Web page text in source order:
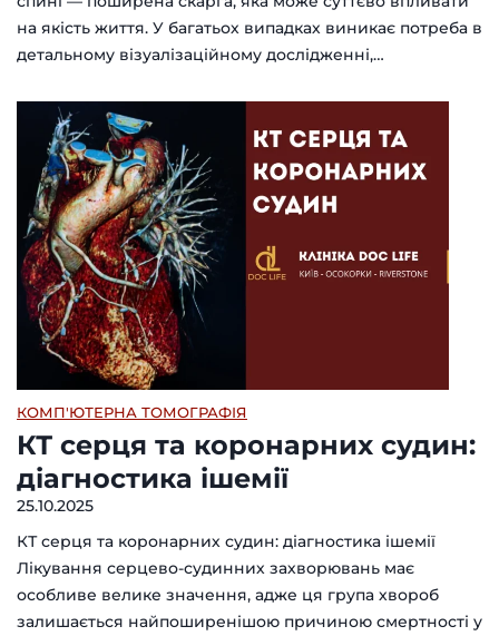
на якість життя. У багатьох випадках виникає потреба в
детальному візуалізаційному дослідженні,…
КОМП'ЮТЕРНА ТОМОГРАФІЯ
КТ серця та коронарних судин:
діагностика ішемії
25.10.2025
КТ серця та коронарних судин: діагностика ішемії
Лікування серцево-судинних захворювань має
особливе велике значення, адже ця група хвороб
залишається найпоширенішою причиною смертності у